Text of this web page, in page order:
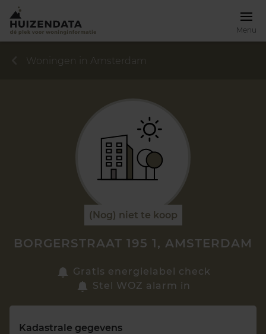
Menu
Zoek een woning
Woningen in Amsterdam
(Nog) niet te koop
BORGERSTRAAT 195 1, AMSTERDAM
Gratis energielabel check
Stel WOZ alarm in
Kadastrale gegevens